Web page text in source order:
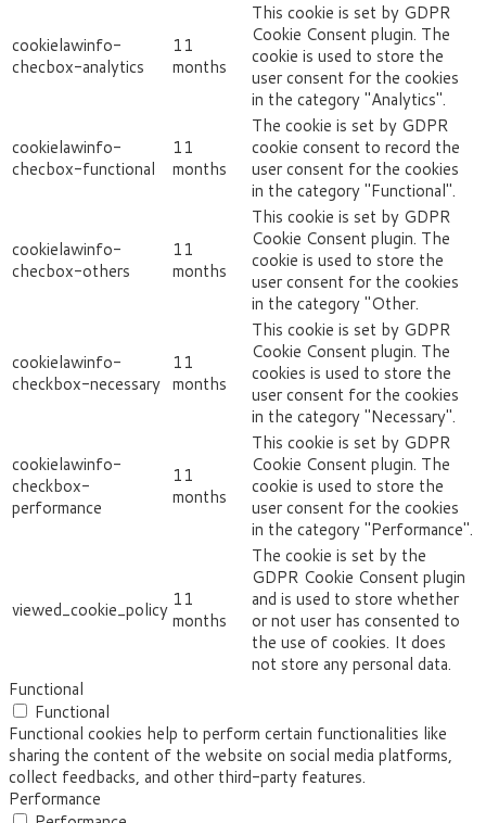
cookielawinfo-
checbox-analytics
11
months
This cookie is set by GDPR
Cookie Consent plugin. The
cookie is used to store the
user consent for the cookies
in the category "Analytics".
cookielawinfo-
checbox-functional
11
months
The cookie is set by GDPR
cookie consent to record the
user consent for the cookies
in the category "Functional".
cookielawinfo-
checbox-others
11
months
This cookie is set by GDPR
Cookie Consent plugin. The
cookie is used to store the
user consent for the cookies
in the category "Other.
cookielawinfo-
checkbox-necessary
11
months
This cookie is set by GDPR
Cookie Consent plugin. The
cookies is used to store the
user consent for the cookies
in the category "Necessary".
cookielawinfo-
checkbox-
performance
11
months
This cookie is set by GDPR
Cookie Consent plugin. The
cookie is used to store the
user consent for the cookies
in the category "Performance".
viewed_cookie_policy 11
months
The cookie is set by the
GDPR Cookie Consent plugin
and is used to store whether
or not user has consented to
the use of cookies. It does
not store any personal data.
Functional
Functional
Functional cookies help to perform certain functionalities like
sharing the content of the website on social media platforms,
collect feedbacks, and other third-party features.
Performance